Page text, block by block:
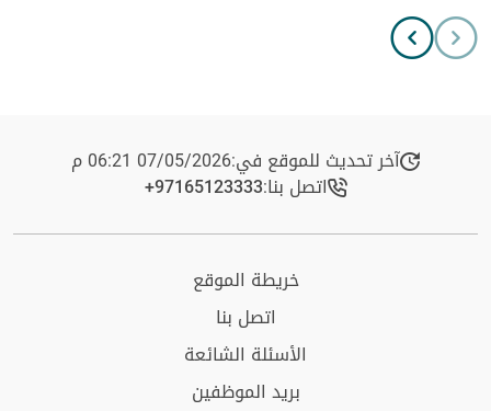
آخر تحديث للموقع في:07/05/2026 06:21 م
اتصل بنا:+97165123333​
خريطة الموقع
اتصل بنا
الأسئلة الشائعة
بريد الموظفين